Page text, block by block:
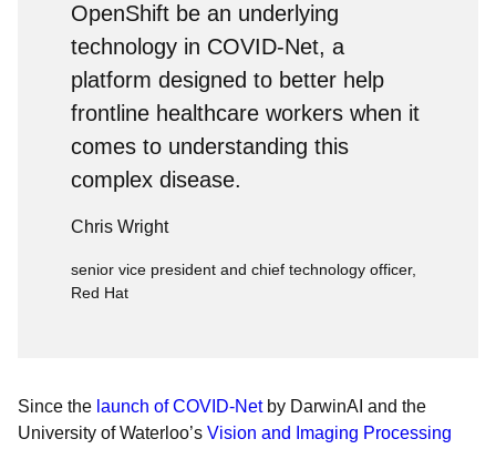
OpenShift be an underlying
technology in COVID-Net, a
platform designed to better help
frontline healthcare workers when it
comes to understanding this
complex disease.
Chris Wright
senior vice president and chief technology officer,
Red Hat
Since the launch of COVID-Netby DarwinAI and the
University of Waterloo’s Vision and Imaging Processing